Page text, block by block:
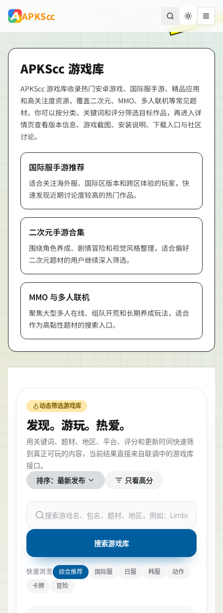
APKScc 切换主题打开
APKScc 游戏库
APKScc游戏库收录热门安卓游戏、国际服手游、精品应用
和高关注度资源，覆盖二次元、MMO、多人联机等常见题
材。你可以按分类、关键词和评分筛选目标作品，再进入详
情页查看版本信息、游戏截图、安装说明、下载入口与社区
讨论。
国际服手游推荐
适合关注海外服、国际区版本和跨区体验的玩家，快
速发现近期讨论度较高的热门作品。
二次元手游合集
围绕角色养成、剧情冒险和视觉风格整理，适合偏好
二次元题材的用户继续深入筛选。
MMO 与多人联机
聚焦大型多人在线、组队开荒和长期养成玩法，适合
作为高黏性题材的搜索入口。
动态筛选游戏库
发现。游玩。热爱。
用关键词、题材、地区、平台、评分和更新时间快速筛
到真正可玩的内容，当前结果直接来自联调中的游戏库
接口。
排序： 最新发布 只看高分
搜索游戏库
快速浏览 综合推荐 国际服 日服 韩服
动作
卡牌
冒险